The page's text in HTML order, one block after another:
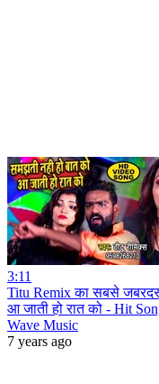
3:11
Titu Remix का सबसे
आ जाती हो रात को - Hit
Wave Music
7 years ago